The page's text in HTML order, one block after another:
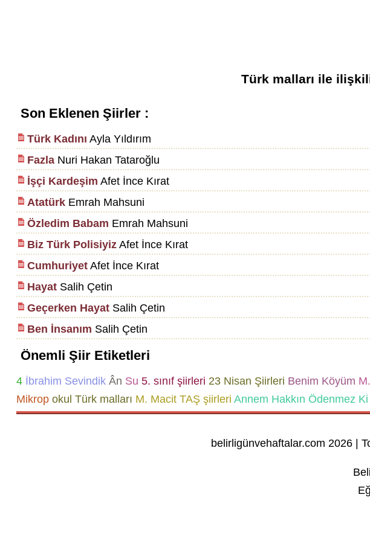
Türk malları ile
Son Eklenen Şiirler :
Türk Kadını Ayla Yıldırım
FazlaNuri Hakan Tataroğlu
İşçi Kardeşim Afet İnce Kırat
AtatürkEmrah Mahsuni
Özledim Babam Emrah Mahsuni
Biz Türk PolisiyizAfet İnce Kırat
CumhuriyetAfet İnce Kırat
HayatSalih Çetin
Geçerken HayatSalih Çetin
Ben İnsanım Salih Çetin
Önemli Şiir Etiketleri
4 İbrahim Sevindik Ân Su 5. sınıf şiirleri 23 Nisan Şiirleri Benim Köyüm
Mikrop okul Türk malları M. Macit TAŞ şiirleri Annem Hakkın Ödenmez Ki
belirligünvehaftalar.com 2026 |